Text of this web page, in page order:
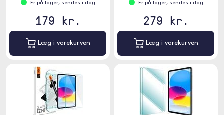
Er på lager, sendes i dag
179 kr.
Læg i varekurven
Er på lager, sendes i dag
279 kr.
Læg i varekurven